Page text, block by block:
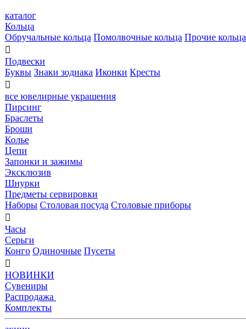
каталог
Кольца
Обручальные кольца Помолвочные кольца Прочие кольца

Подвески
Буквы Знаки зодиака Иконки Кресты

все ювелирные украшения
Пирсинг
Браслеты
Броши
Колье
Цепи
Запонки и зажимы
Эксклюзив
Шнурки
Предметы сервировки
Наборы Столовая посуда Столовые приборы

Часы
Серьги
Конго Одиночные Пусеты

НОВИНКИ
Сувениры
Распродажа
Комплекты